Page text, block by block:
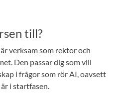
till?
verksam som rektor och
Den passar dig som vill
i frågor som rör AI, oavsett
i startfasen.